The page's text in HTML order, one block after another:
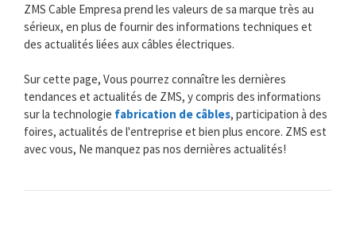
ZMS Cable Empresa prend les valeurs de sa marque très au
sérieux, en plus de fournir des informations techniques et
des actualités liées aux câbles électriques.
Sur cette page, Vous pourrez connaître les dernières
tendances et actualités de ZMS, y compris des informations
sur la technologie fabrication de câbles, participation à des
foires, actualités de l'entreprise et bien plus encore. ZMS est
avec vous, Ne manquez pas nos dernières actualités!